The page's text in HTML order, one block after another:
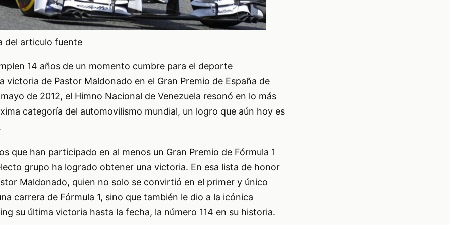
del articulo fuente
14 años de un momento cumbre para el deporte
victoria de Pastor Maldonado en el Gran Premio de España de
de 2012, el Himno Nacional de Venezuela resonó en lo más
categoría del automovilismo mundial, un logro que aún hoy es
que han participado en al menos un Gran Premio de Fórmula 1
grupo ha logrado obtener una victoria. En esa lista de honor
Maldonado, quien no solo se convirtió en el primer y único
carrera de Fórmula 1, sino que también le dio a la icónica
su última victoria hasta la fecha, la número 114 en su historia.